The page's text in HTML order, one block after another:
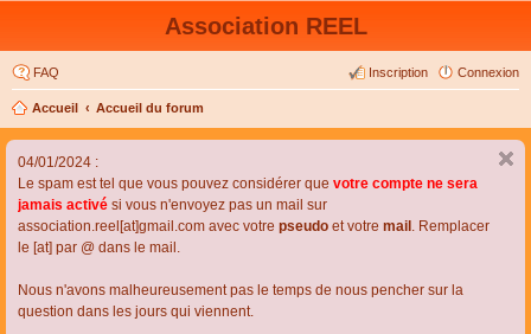
Association REEL
FAQ Connexion
Inscription
Accueil Accueil du forum
04/01/2024 :
Le spam est tel que vous pouvez considérer que votre compte ne sera
jamais activé si vous n'envoyez pas un mail sur
association.reel[at]gmail.com avec votre pseudo et votre mail . Remplacer
le [at] par @ dans le mail.
Nous n'avons malheureusement pas le temps de nous pencher sur la
question dans les jours qui viennent.